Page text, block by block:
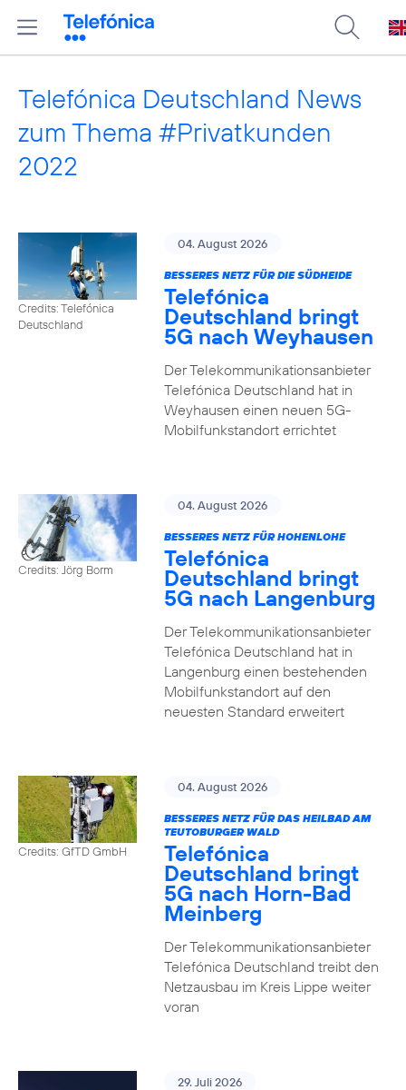
Telefónica Deutschland News
zum Thema #Privatkunden
2022
Credits: Telefónica
Deutschland
04. August 2026
BESSERES NETZ FÜR DIE SÜDHEIDE
Telefónica
Deutschland bringt
5G nach Weyhausen
Der Telekommunikationsanbieter
Telefónica Deutschland hat in
Weyhausen einen neuen 5G-
Mobilfunkstandort errichtet
Credits: Jörg Borm
04. August 2026
BESSERES NETZ FÜR HOHENLOHE
Telefónica
Deutschland bringt
5G nach Langenburg
Der Telekommunikationsanbieter
Telefónica Deutschland hat in
Langenburg einen bestehenden
Mobilfunkstandort auf den
neuesten Standard erweitert
Credits: GfTD GmbH
04. August 2026
BESSERES NETZ FÜR DAS HEILBAD AM
TEUTOBURGER WALD
Telefónica
Deutschland bringt
5G nach Horn-Bad
Meinberg
Der Telekommunikationsanbieter
Telefónica Deutschland treibt den
Netzausbau im Kreis Lippe weiter
voran
29. Juli 2026